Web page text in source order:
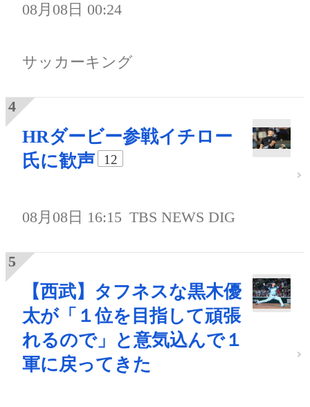
08月08日 00:24
サッカーキング
HRダービー参戦イチロー
氏に歓声
12
08月08日 16:15 TBS NEWS DIG
【西武】タフネスな黒木優
太が「１位を目指して頑張
れるので」と意気込んで１
軍に戻ってきた